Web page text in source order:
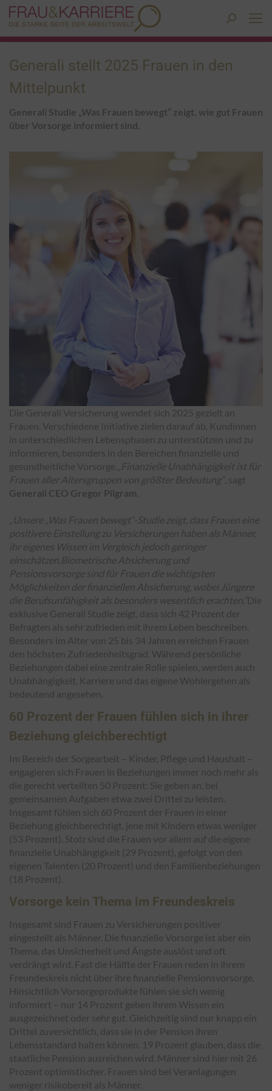
Search:
Generali stellt 2025 Frauen in den
Mittelpunkt
Generali Studie „Was Frauen bewegt“ zeigt, wie gut Frauen
über Vorsorge informiert sind.
Die Generali Versicherung wendet sich 2025 gezielt an
Frauen. Verschiedene Initiative zielen darauf ab, Kundinnen
in unterschiedlichen Lebensphasen zu unterstützen und zu
informieren, besonders in den Bereichen finanzielle und
gesundheitliche Vorsorge. „Finanzielle Unabhängigkeit ist für
Frauen aller Altersgruppen von größter Bedeutung“ , sagt
Generali CEO Gregor Pilgram.
„Unsere „Was Frauen bewegt“-Studie zeigt, dass Frauen eine
positivere Einstellung zu Versicherungen haben als Männer,
ihr eigenes Wissen im Vergleich jedoch geringer
einschätzen. Biometrische Absicherung und
Pensionsvorsorge sind für Frauen die wichtigsten
Möglichkeiten der finanziellen Absicherung, wobei Jüngere
die Berufsunfähigkeit als besonders wesentlich erachten.“ Die
exklusive Generali Studie zeigt, dass sich 42 Prozent der
Befragten als sehr zufrieden mit ihrem Leben beschreiben.
Besonders im Alter von 25 bis 34 Jahren erreichen Frauen
den höchsten Zufriedenheitsgrad. Während persönliche
Beziehungen dabei eine zentrale Rolle spielen, werden auch
Unabhängigkeit, Karriere und das eigene Wohlergehen als
bedeutend angesehen.
60 Prozent der Frauen fühlen sich in ihrer
Beziehung gleichberechtigt
Im Bereich der Sorgearbeit – Kinder, Pflege und Haushalt –
engagieren sich Frauen in Beziehungen immer noch mehr als
die gerecht verteilten 50 Prozent: Sie geben an, bei
gemeinsamen Aufgaben etwa zwei Drittel zu leisten.
Insgesamt fühlen sich 60 Prozent der Frauen in einer
Beziehung gleichberechtigt, jene mit Kindern etwas weniger
(53 Prozent). Stolz sind die Frauen vor allem auf die eigene
finanzielle Unabhängigkeit (29 Prozent), gefolgt von den
eigenen Talenten (20 Prozent) und den Familienbeziehungen
(18 Prozent).
Vorsorge kein Thema im Freundeskreis
Insgesamt sind Frauen zu Versicherungen positiver
eingestellt als Männer. Die finanzielle Vorsorge ist aber ein
Thema, das Unsicherheit und Ängste auslöst und oft
verdrängt wird. Fast die Hälfte der Frauen reden in ihrem
Freundeskreis nicht über ihre finanzielle Pensionsvorsorge.
Hinsichtlich Vorsorgeprodukte fühlen sie sich wenig
informiert – nur 14 Prozent geben ihrem Wissen ein
ausgezeichnet oder sehr gut. Gleichzeitig sind nur knapp ein
Drittel zuversichtlich, dass sie in der Pension ihren
Lebensstandard halten können. 19 Prozent glauben, dass die
staatliche Pension ausreichen wird. Männer sind hier mit 26
Prozent optimistischer. Frauen sind bei Veranlagungen
weniger risikobereit als Männer.